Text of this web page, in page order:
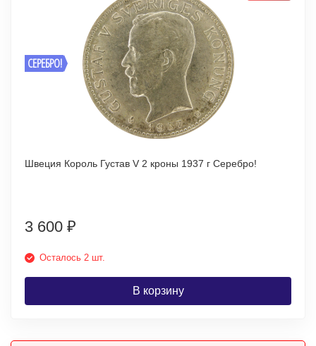
СЕРЕБРО!
Швеция Король Густав V 2 кроны 1937 г Серебро!
3 600 ₽
Осталось 2 шт.
В корзину